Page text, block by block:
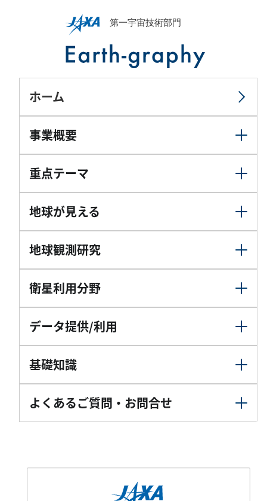
ホーム
事業概要
重点テーマ
地球が見える
地球観測研究
衛星利用分野
データ提供/利用
基礎知識
よくあるご質問・お問合せ